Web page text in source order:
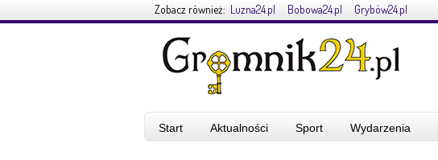
Zobacz również: Luzna24.pl Bobowa24.pl Grybów24.pl
Start Aktualności Sport Wydarzenia